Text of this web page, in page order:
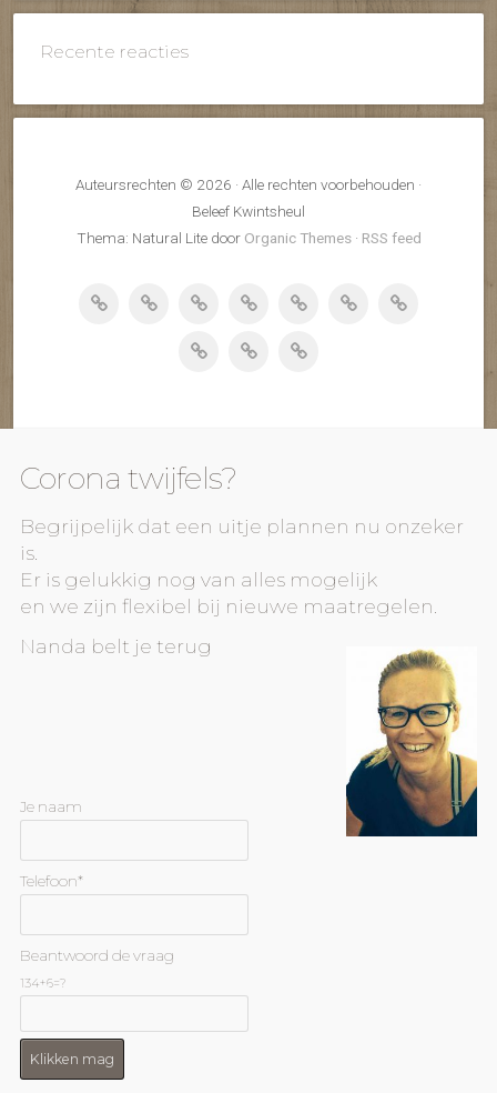
Recente reacties
Auteursrechten © 2026 · Alle rechten voorbehouden ·
Beleef Kwintsheul
Thema: Natural Lite door Organic Themes· RSS feed
Corona twijfels?
Begrijpelijk dat een uitje plannen nu onzeker
is.
Er is gelukkig nog van alles mogelijk
en we zijn flexibel bij nieuwe maatregelen.
Nanda belt je terug
Je naam
Telefoon*
Beantwoord de vraag
134+6=?